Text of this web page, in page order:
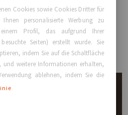
Entscheidungen.
Vertrauen, Nachsorge und
Entscheidung spielen.
Cookies sowie Cookies Dritter für
personalisierte Werbung zu
Profil, das aufgrund Ihrer
Seiten) erstellt wurde. Sie
indem Sie auf die Schaltfläche
und weitere Informationen erhalten,
ablehnen, indem Sie die